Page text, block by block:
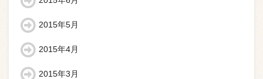
2015年5月
2015年4月
2015年3月